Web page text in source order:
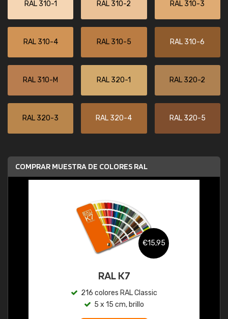
RAL 310-1 RAL 310-2 RAL 310-3
RAL 310-4 RAL 310-5 RAL 310-6
RAL 310-M RAL 320-1 RAL 320-2
RAL 320-3 RAL 320-4 RAL 320-5
COMPRAR MUESTRA DE COLORES RAL
€15,95
RAL K7
216 colores RAL Classic
5 x 15 cm, brillo